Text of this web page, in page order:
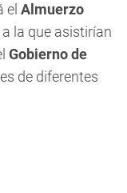
el Almuerzo
la que asistirían
Gobierno de
de diferentes